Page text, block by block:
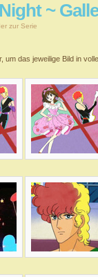
~
zur Serie
um das jeweilige Bild in